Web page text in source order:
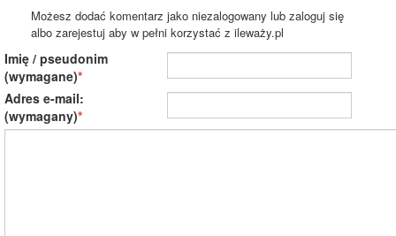
Możesz dodać komentarz jako niezalogowany lub zaloguj się
albo zarejestuj aby w pełni korzystać z ileważy.pl
Imię / pseudonim
(wymagane)
Adres e-mail:
(wymagany)